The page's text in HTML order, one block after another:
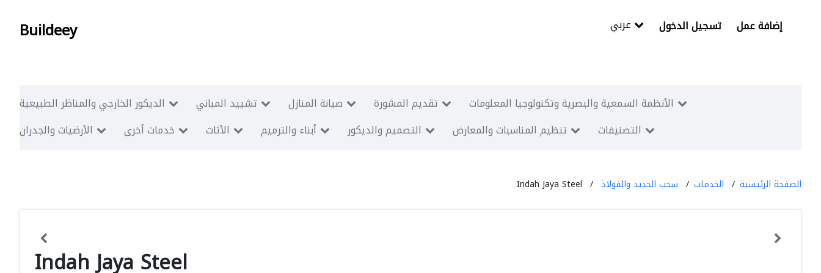
Buildeey تسجيل الدخول إضافة عمل
الديكور الخارجي والمناظر الطبيعية تشييد المباني صيانة المنازل تقديم المشورة
الأنظمة السمعية والبصرية وتكنولوجيا المعلومات
الأرضيات والجدران
خدمات أخرى الأثاث أبناء والترميم التصميم والديكور تنظيم المناسبات والمعارض التصنيفات
الصفحة الرئيسية الخدمات سحب الحديد والفولاذ Indah Jaya Steel
Indah Jaya Steel